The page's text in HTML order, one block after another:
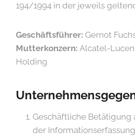
194/1994 in der jeweils
Geschäftsführer: Gernot
Mutterkonzern: Alcatel-
Holding
Geschäftliche Betätigung
der